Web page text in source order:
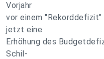
Vorjahr
vor einem
jetzt eine
Erhöhung des
Schil-